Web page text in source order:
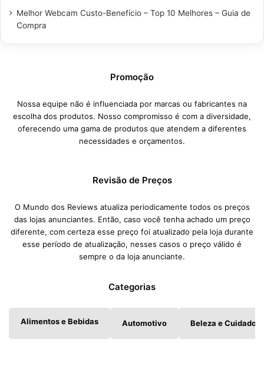
Melhor Webcam Custo-Benefício – Top 10 Melhores – Guia de
Compra
Promoção
Nossa equipe não é influenciada por marcas ou fabricantes na
escolha dos produtos. Nosso compromisso é com a diversidade,
oferecendo uma gama de produtos que atendem a diferentes
necessidades e orçamentos.
Revisão de Preços
O Mundo dos Reviews atualiza periodicamente todos os preços
das lojas anunciantes. Então, caso você tenha achado um preço
diferente, com certeza esse preço foi atualizado pela loja durante
esse período de atualização, nesses casos o preço válido é
sempre o da loja anunciante.
Categorias
Alimentos e Bebidas Automotivo Beleza e Cuidados